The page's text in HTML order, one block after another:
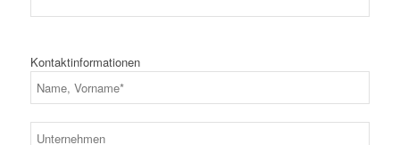
Kontaktinformationen